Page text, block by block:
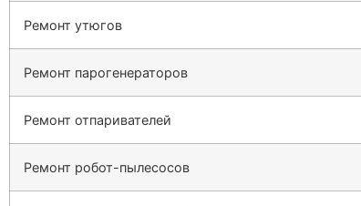
Ремонт утюгов
Ремонт парогенераторов
Ремонт отпаривателей
Ремонт робот-пылесосов